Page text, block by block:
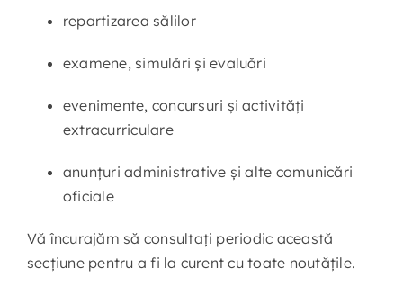
repartizarea sălilor
examene, simulări și evaluări
evenimente, concursuri și activități
extracurriculare
anunțuri administrative și alte comunicări
oficiale
Vă încurajăm să consultați periodic această
secțiune pentru a fi la curent cu toate noutățile.